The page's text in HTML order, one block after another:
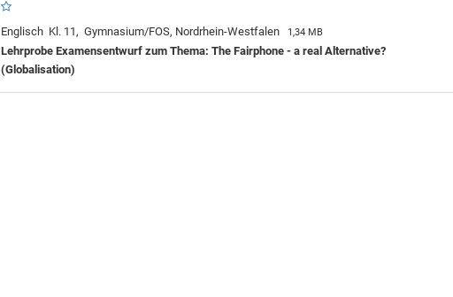
Englisch Kl. 11, Gymnasium/FOS, Nordrhein-Westfalen 1,34 MB
Lehrprobe Examensentwurf zum Thema: The Fairphone - a real Alternative?
(Globalisation)